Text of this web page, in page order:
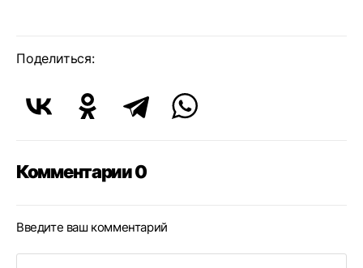
Поделиться:
Комментарии 0
Введите ваш комментарий